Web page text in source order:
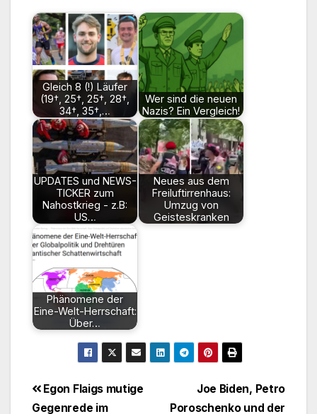
Gleich 8 (!) Läufer
(19†, 25†, 25†, 28†,
34†, 35†,…
Wer sind die neuen
Nazis? Ein Vergleich!
UPDATES und NEWS-
TICKER zum
Nahostkrieg - z.B:
US…
Neues aus dem
Freiluftirrenhaus:
Umzug von
Geisteskranken
Phänomene der
Eine-Welt-Herrschaft:
Über…
BeitragsnavigationJoe Biden, Petro
Poroschenko und der
Egon Flaigs mutige
Gegenrede im